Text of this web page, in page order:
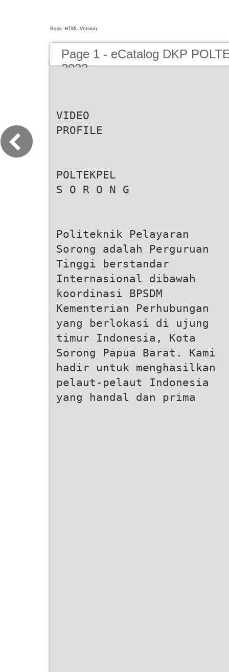
Basic HTML Version
Page 1 - eCatalog DKP
2022
VIDEO
PROFILE
POLTEKPEL
S O R O N G
Politeknik Pelayaran
Sorong adalah Perguruan
Tinggi berstandar
Internasional dibawah
koordinasi BPSDM
Kementerian Perhubungan
yang berlokasi di ujung
timur Indonesia, Kota
Sorong Papua Barat. Kami
hadir untuk menghasilkan
pelaut-pelaut Indonesia
yang handal dan prima